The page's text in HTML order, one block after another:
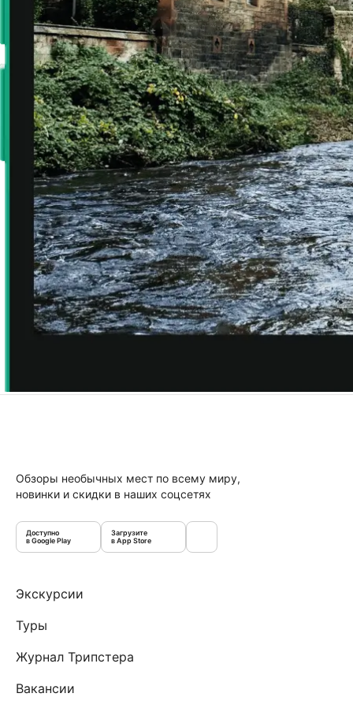
Обзоры необычных мест по всему миру,
новинки и скидки в наших соцсетях
Доступно
в Google Play
Загрузите
в App Store
Экскурсии
Туры
Журнал Трипстера
Вакансии